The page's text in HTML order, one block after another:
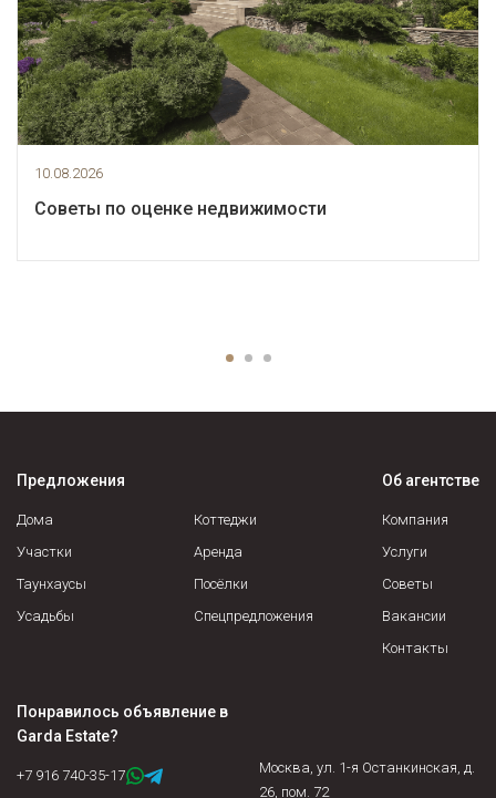
10.08.2026
Советы по оценке недвижимости
Предложения
Дома
Участки
Таунхаусы
Усадьбы
Коттеджи
Аренда
Посёлки
Спецпредложения
Об агентстве
Компания
Услуги
Советы
Вакансии
Контакты
Понравилось объявление в
Garda Estate?
+7 916 740-35-17
Москва, ул. 1-я Останкинская, д.
26, пом. 72